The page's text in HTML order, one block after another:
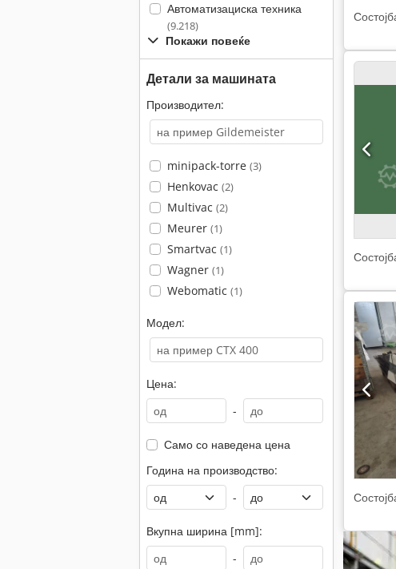
Автоматизациска техника
(9.218)
Покажи повеќе
Детали за машината
Производител:
minipack-torre (3)
Henkovac (2)
Multivac (2)
Meurer (1)
Smartvac (1)
Wagner (1)
Webomatic (1)
Модел:
Цена:
-
Само со наведена цена
Година на производство:
-
Вкупна ширина [mm]:
-